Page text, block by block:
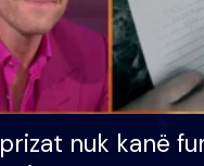
nuk kanë